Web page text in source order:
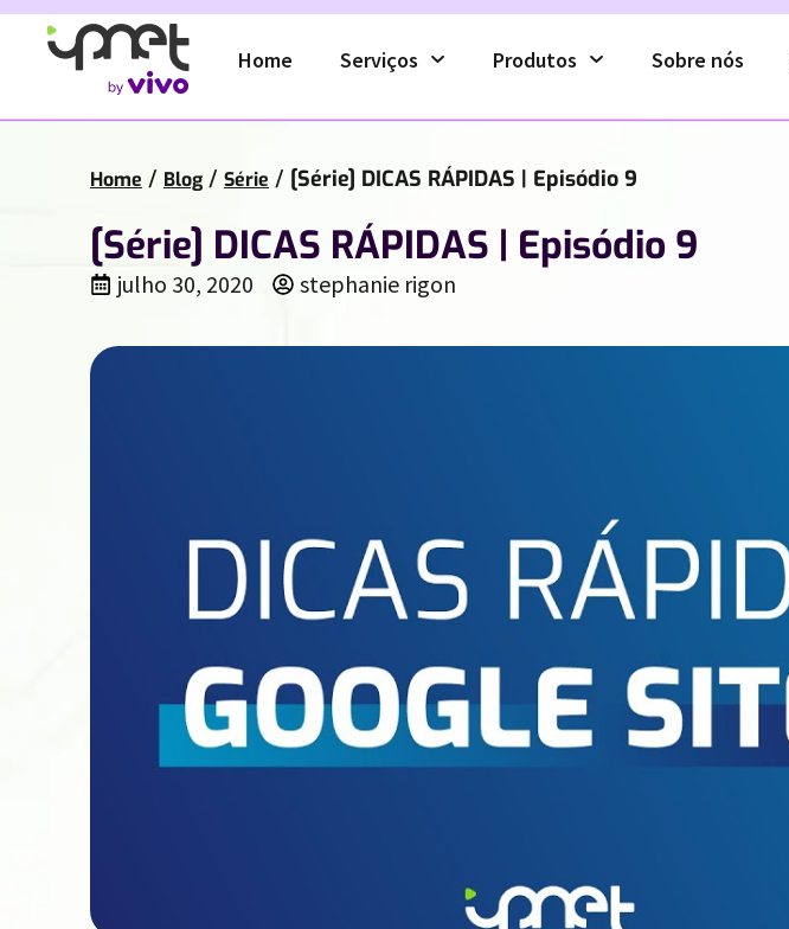
Home Serviços Produtos Sobre nós
Home / Blog / Série / [Série] DICAS RÁPIDAS | Episódio 9
[Série] DICAS RÁPIDAS | Episódio 9
julho 30, 2020 stephanie rigon